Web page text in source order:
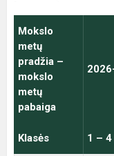
Mokslo
metų
pradžia –
mokslo
metų
pabaiga
Klasės 1 –